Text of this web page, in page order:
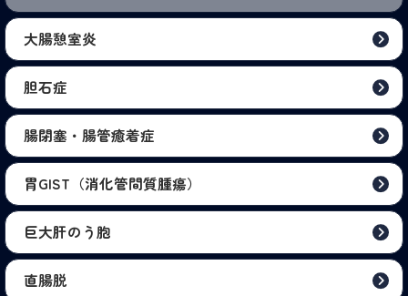
大腸憩室炎
胆石症
腸閉塞・腸管癒着症
胃GIST（消化管間質腫瘍）
巨大肝のう胞
直腸脱